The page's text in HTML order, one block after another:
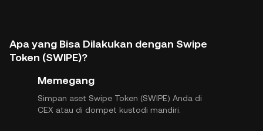
Apa yang Bisa Dilakukan dengan Swipe
Token (SWIPE)?
Memegang
Simpan aset Swipe Token (SWIPE) Anda di
CEX atau di dompet kustodi mandiri.